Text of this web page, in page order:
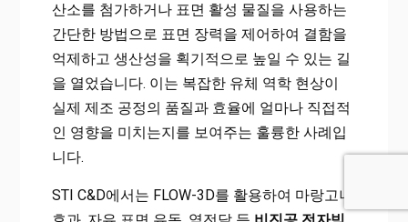
산소를 첨가하거나 표면 활성 물질을 사용하는
간단한 방법으로 표면 장력을 제어하여 결함을
억제하고 생산성을 획기적으로 높일 수 있는 길
을 열었습니다. 이는 복잡한 유체 역학 현상이
실제 제조 공정의 품질과 효율에 얼마나 직접적
인 영향을 미치는지를 보여주는 훌륭한 사례입
니다.
STI C&D에서는 FLOW-3D를 활용하여 마랑고니